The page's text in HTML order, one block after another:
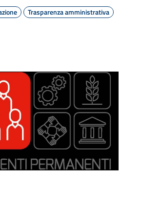
Trasparenza amministrativa